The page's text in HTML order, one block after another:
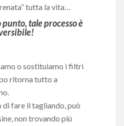
tutta la vita…
tale processo è
o sostituiamo i filtri
ritorna tutto a
di fare il tagliando, può
non trovando più